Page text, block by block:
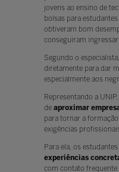
jovens ao ensino de
bolsas para
obtiveram bom
conseguiram
Segundo o
diretamente para dar
especialmente aos
Representando a
deaproximar
para tornar a
exigências
Para ela, os
experiências
com contato frequente